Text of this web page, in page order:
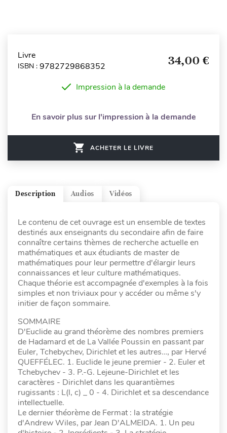
Livre
ISBN : 9782729868352 34,00 €
Impression à la demande
En savoir plus sur l'impression à la demande
ACHETER LE LIVRE
Vidéos
Audios
Description
Le contenu de cet ouvrage est un ensemble de textes
destinés aux enseignants du secondaire afin de faire
connaître certains thèmes de recherche actuelle en
mathématiques et aux étudiants de master de
mathématiques pour leur permettre d'élargir leurs
connaissances et leur culture mathématiques.
Chaque théorie est accompagnée d'exemples à la fois
simples et non triviaux pour y accéder ou même s'y
initier de façon sommaire.
SOMMAIRE
D'Euclide au grand théorème des nombres premiers
de Hadamard et de La Vallée Poussin en passant par
Euler, Tchebychev, Dirichlet et les autres…, par Hervé
QUEFFÉLEC. 1. Euclide le jeune premier - 2. Euler et
Tchebychev - 3. P.-G. Lejeune-Dirichlet et les
caractères - Dirichlet dans les quarantièmes
rugissants : L(l, c) _ 0 - 4. Dirichlet et sa descendance
intellectuelle.
Le dernier théorème de Fermat : la stratégie
d'Andrew Wiles, par Jean D'ALMEIDA. 1. Un peu